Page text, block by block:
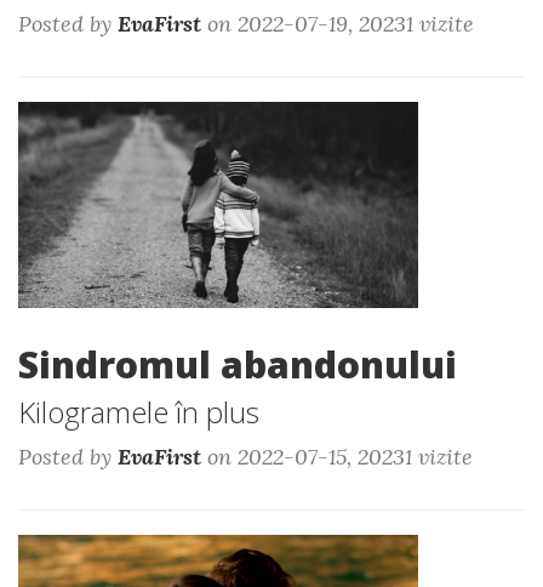
Posted by EvaFirst on 2022-07-19, 20231 vizite
Sindromul abandonului
Kilogramele în plus
Posted by EvaFirst on 2022-07-15, 20231 vizite